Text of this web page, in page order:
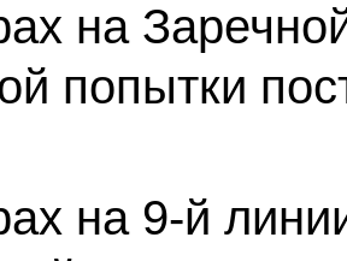
на
попытки
на 9-й